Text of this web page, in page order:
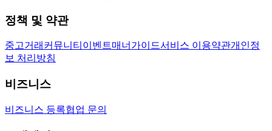
정책 및 약관
중고거래 커뮤니티 이벤트매너가이드서비스 이용약관개인정
보 처리방침
비즈니스
비즈니스 등록협업 문의